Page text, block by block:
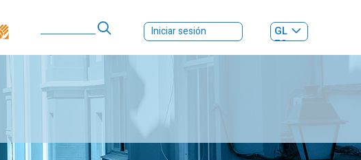
Iniciar sesión
GL
ES|